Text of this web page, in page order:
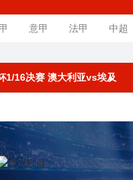
意甲 法甲 中超
1/16决赛 澳大利亚vs埃及